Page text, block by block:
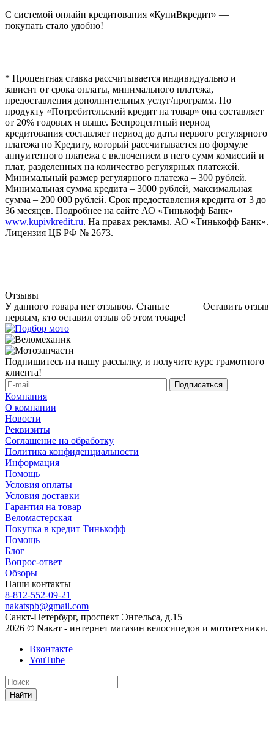
С системой онлайн кредитования «КупиВкредит» —
покупать стало удобно!
* Процентная ставка рассчитывается индивидуально и
зависит от срока оплаты, минимального платежа,
предоставления дополнительных услуг/программ. По
продукту «Потребительский кредит на товар» она составляет
от 20% годовых и выше. Беспроцентный период
кредитования составляет период до даты первого регулярного
платежа по Кредиту, который рассчитывается по формуле
аннуитетного платежа с включением в него сумм комиссий и
плат, разделенных на количество регулярных платежей.
Минимальный размер регулярного платежа – 300 рублей.
Минимальная сумма кредита – 3000 рублей, максимальная
сумма – 200 000 рублей. Срок предоставления кредита от 3 до
36 месяцев. Подробнее на сайте АО «Тинькофф Банк»
www.kupivkredit.ru. На правах рекламы. АО «Тинькофф Банк».
Лицензия ЦБ РФ № 2673.
Отзывы
Оставить отзыв
У данного товара нет отзывов. Станьте
первым, кто оставил отзыв об этом товаре!
Подпишитесь на нашу рассылку, и получите курс грамотного
клиента!
Компания
О компании
Новости
Реквизиты
Соглашение на обработку
Политика конфиденциальности
Информация
Помощь
Условия оплаты
Условия доставки
Гарантия на товар
Веломастерская
Покупка в кредит Тинькофф
Помощь
Блог
Вопрос-ответ
Обзоры
Наши контакты
8-812-552-09-21
nakatspb@gmail.com
Санкт-Петербург, проспект Энгельса, д.15
2026 © Nакат - интернет магазин велосипедов и мототехники.
Вконтакте
YouTube
Найти